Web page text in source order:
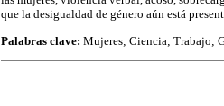
que la desigualdad de género aún está
Palabras clave: Mujeres; Ciencia; Trabajo;